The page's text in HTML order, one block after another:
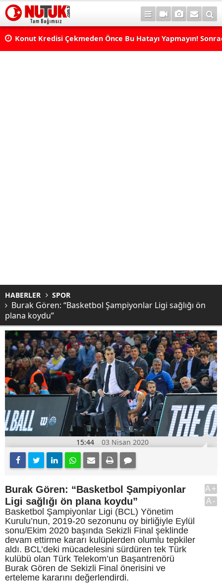
Konut Kredisi Çekmeden Önce Bu Hatayı Yapmayın!
HABERLER SPOR
Burak Gören: “Basketbol Şampiyonlar Ligi sağlığı ön
plana koydu”
15:44 03 Nisan 2020
Burak Gören: “Basketbol Şampiyonlar
Ligi sağlığı ön plana koydu”
Basketbol Şampiyonlar Ligi (BCL) Yönetim
Kurulu’nun, 2019-20 sezonunu oy birliğiyle Eylül
sonu/Ekim 2020 başında Sekizli Final şeklinde
devam ettirme kararı kulüplerden olumlu tepkiler
aldı. BCL’deki mücadelesini sürdüren tek Türk
kulübü olan Türk Telekom’un Başantrenörü
Burak Gören de Sekizli Final önerisini ve
erteleme kararını değerlendirdi.
A+
A-